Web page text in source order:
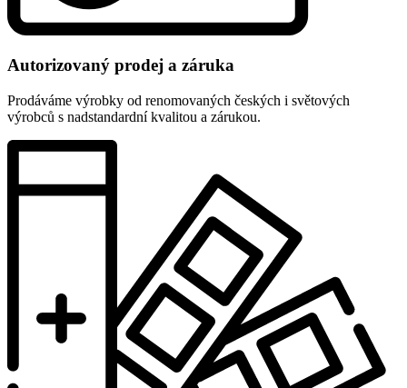
Autorizovaný prodej a záruka
Prodáváme výrobky od renomovaných českých i světových
výrobců s nadstandardní kvalitou a zárukou.